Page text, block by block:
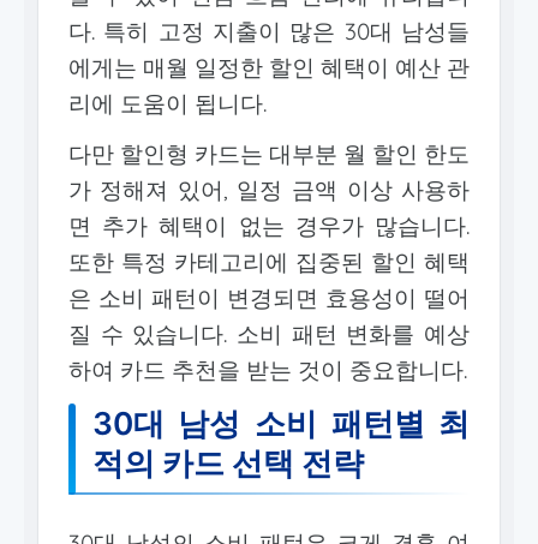
다. 특히 고정 지출이 많은 30대 남성들
에게는 매월 일정한 할인 혜택이 예산 관
리에 도움이 됩니다.
다만 할인형 카드는 대부분 월 할인 한도
가 정해져 있어, 일정 금액 이상 사용하
면 추가 혜택이 없는 경우가 많습니다.
또한 특정 카테고리에 집중된 할인 혜택
은 소비 패턴이 변경되면 효용성이 떨어
질 수 있습니다. 소비 패턴 변화를 예상
하여 카드 추천을 받는 것이 중요합니다.
30대 남성 소비 패턴별 최
적의 카드 선택 전략